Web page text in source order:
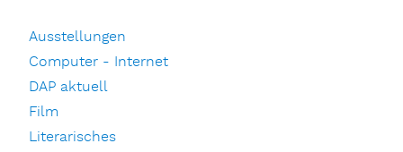
Ausstellungen
Computer - Internet
DAP aktuell
Film
Literarisches